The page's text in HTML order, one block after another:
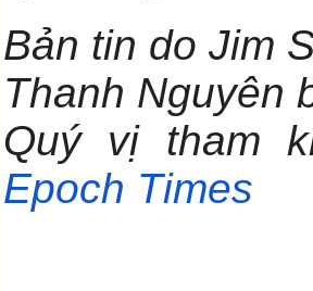
Bản tin do Jim
Thanh Nguyên
Quý vị tham
Epoch Times